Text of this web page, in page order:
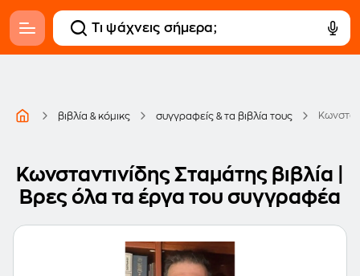
βιβλία & κόμικς συγγραφείς & τα βιβλία τους
Κωνσταντινίδης Σταμάτης βιβλία |
Βρες όλα τα έργα του συγγραφέα